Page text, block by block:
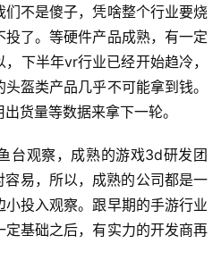
不是傻子，凭啥整个行业要烧
了。等硬件产品成熟，有一定
下半年vr行业已经开始趋冷，
盔类产品几乎不可能拿到钱。
货量等数据来拿下一轮。
台观察，成熟的游戏3d研发团
易，所以，成熟的公司都是一
投入观察。跟早期的手游行业
基础之后，有实力的开发商再